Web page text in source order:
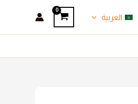
العربية